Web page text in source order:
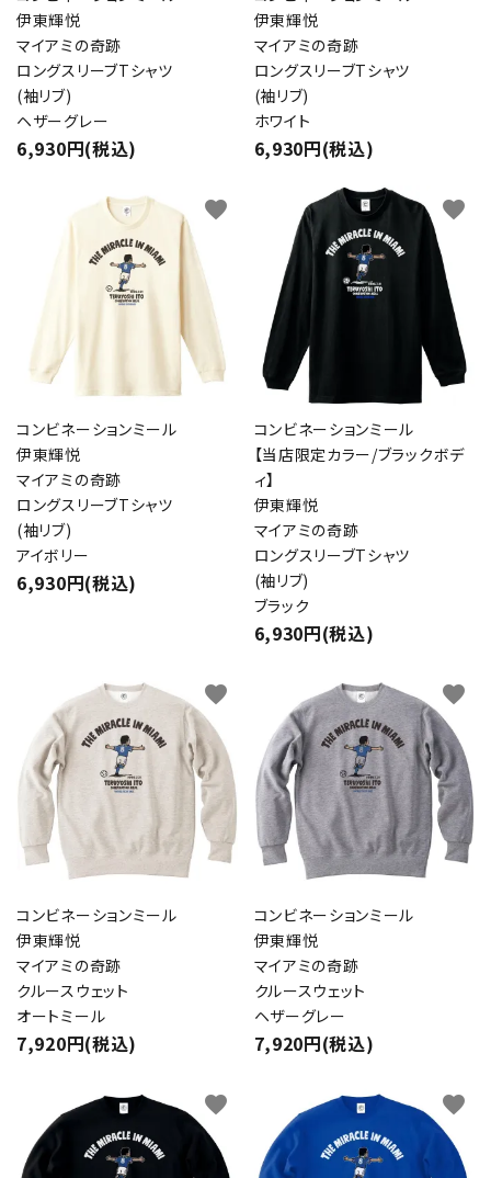
伊東輝悦
マイアミの奇跡
ロングスリーブTシャツ
(袖リブ)
ヘザーグレー
6,930円(税込)
伊東輝悦
マイアミの奇跡
ロングスリーブTシャツ
(袖リブ)
ホワイト
6,930円(税込)
コンビネーションミール
伊東輝悦
マイアミの奇跡
ロングスリーブTシャツ
(袖リブ)
アイボリー
6,930円(税込)
favorite
コンビネーションミール
【当店限定カラー/ブラックボデ
ィ】
伊東輝悦
マイアミの奇跡
ロングスリーブTシャツ
(袖リブ)
ブラック
6,930円(税込)
favorite
コンビネーションミール
伊東輝悦
マイアミの奇跡
クルースウェット
オートミール
7,920円(税込)
favorite
コンビネーションミール
伊東輝悦
マイアミの奇跡
クルースウェット
ヘザーグレー
7,920円(税込)
favorite
favorite favorite